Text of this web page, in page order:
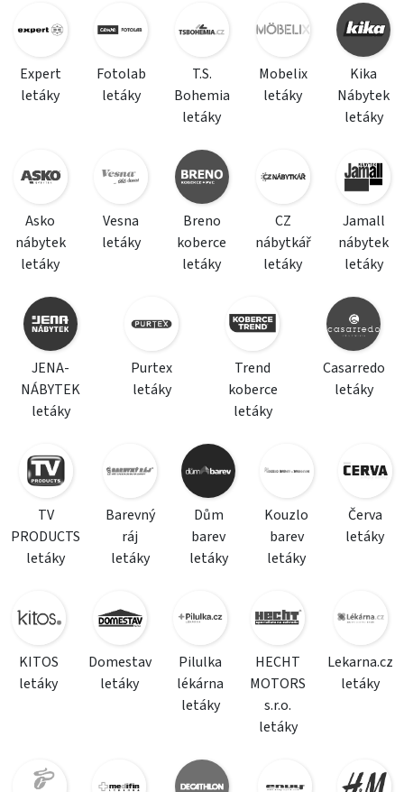
Expert
letáky
Fotolab
letáky
T.S.
Bohemia
letáky
Mobelix
letáky
Kika
Nábytek
letáky
Asko
nábytek
letáky
Vesna
letáky
Breno
koberce
letáky
CZ
nábytkář
letáky
Jamall
nábytek
letáky
JENA-
NÁBYTEK
letáky
Purtex
letáky
Trend
koberce
letáky
Casarredo
letáky
TV
PRODUCTS
letáky
Barevný
ráj
letáky
Dům
barev
letáky
Kouzlo
barev
letáky
Červa
letáky
KITOS
letáky
Domestav
letáky
Pilulka
lékárna
letáky
HECHT
MOTORS
s.r.o.
letáky
Lekarna.cz
letáky